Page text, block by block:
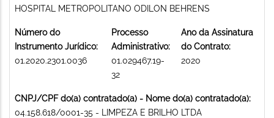
HOSPITAL METROPOLITANO ODILON BEHRENS
Número do
Instrumento Jurídico:
01.2020.2301.0036
Processo
Administrativo:
01.029467.19-
32
Ano da Assinatura
do Contrato:
2020
CNPJ/CPF do(a) contratado(a) - Nome do(a) contratado(a):
04.158.618/0001-35 - LIMPEZA E BRILHO LTDA